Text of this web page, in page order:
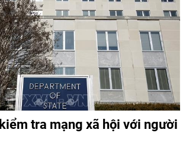
tra mạng xã hội với người